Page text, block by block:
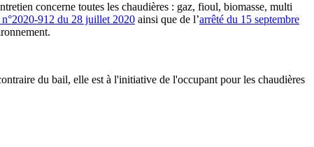
concerne toutes les chaudières : gaz, fioul, biomasse, multi
n°2020-912 du 28 juillet 2020 ainsi que de l’arrêté du 15 septembre
du bail, elle est à l'initiative de l'occupant pour les chaudières